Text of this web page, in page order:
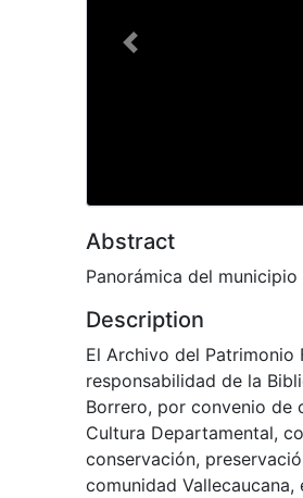
Previous
Abstract
Panorámica del
Description
El Archivo del
responsabilidad de la
Borrero, por convenio de
Cultura Departamental,
conservación,
comunidad